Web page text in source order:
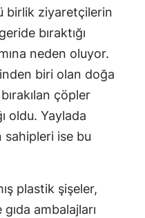
birlik ziyaretçilerin
bıraktığı
neden oluyor.
biri olan doğa
çöpler
oldu. Yaylada
sahipleri ise bu
plastik şişeler,
ambalajları